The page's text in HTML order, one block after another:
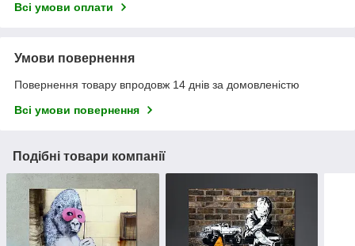
Всі умови оплати
Умови повернення
Повернення товару впродовж 14 днів за домовленістю
Всі умови повернення
Подібні товари компанії